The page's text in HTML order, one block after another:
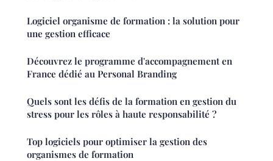
Logiciel organisme de formation : la solution pour
une gestion efficace
Découvrez le programme d'accompagnement en
France dédié au Personal Branding
Quels sont les défis de la formation en gestion du
stress pour les rôles à haute responsabilité ?
Top logiciels pour optimiser la gestion des
organismes de formation